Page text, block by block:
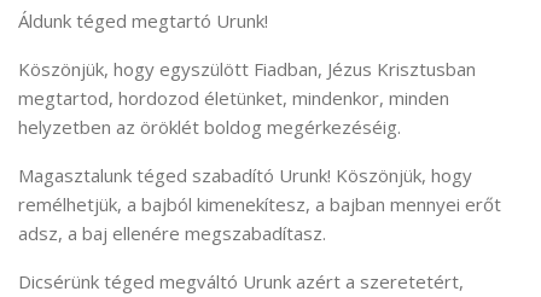
Áldunk téged megtartó Urunk!
Köszönjük, hogy egyszülött Fiadban, Jézus Krisztusban
megtartod, hordozod életünket, mindenkor, minden
helyzetben az öröklét boldog megérkezéséig.
Magasztalunk téged szabadító Urunk! Köszönjük, hogy
remélhetjük, a bajból kimenekítesz, a bajban mennyei erőt
adsz, a baj ellenére megszabadítasz.
Dicsérünk téged megváltó Urunk azért a szeretetért,